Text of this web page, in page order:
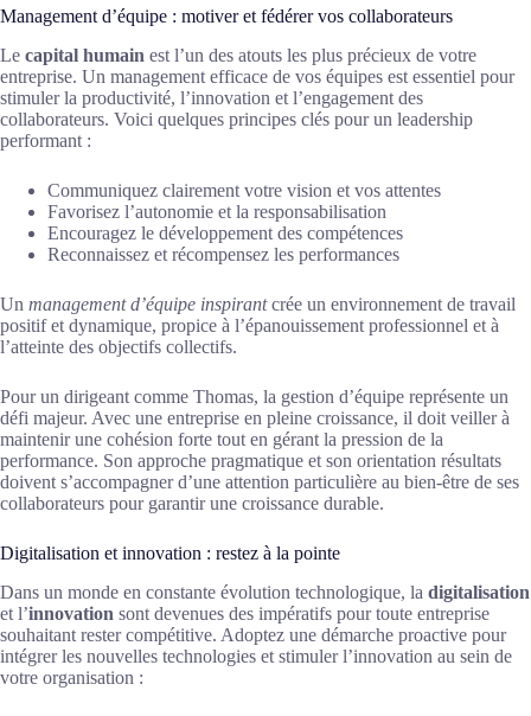
Management d’équipe : motiver et fédérer vos collaborateurs
Le capital humain est l’un des atouts les plus précieux de votre
entreprise. Un management efficace de vos équipes est essentiel pour
stimuler la productivité, l’innovation et l’engagement des
collaborateurs. Voici quelques principes clés pour un leadership
performant :
Communiquez clairement votre vision et vos attentes
Favorisez l’autonomie et la responsabilisation
Encouragez le développement des compétences
Reconnaissez et récompensez les performances
Un management d’équipe inspirantcrée un environnement de travail
positif et dynamique, propice à l’épanouissement professionnel et à
l’atteinte des objectifs collectifs.
Pour un dirigeant comme Thomas, la gestion d’équipe représente un
défi majeur. Avec une entreprise en pleine croissance, il doit veiller à
maintenir une cohésion forte tout en gérant la pression de la
performance. Son approche pragmatique et son orientation résultats
doivent s’accompagner d’une attention particulière au bien-être de ses
collaborateurs pour garantir une croissance durable.
Digitalisation et innovation : restez à la pointe
Dans un monde en constante évolution technologique, la digitalisation
et l’innovation sont devenues des impératifs pour toute entreprise
souhaitant rester compétitive. Adoptez une démarche proactive pour
intégrer les nouvelles technologies et stimuler l’innovation au sein de
votre organisation :